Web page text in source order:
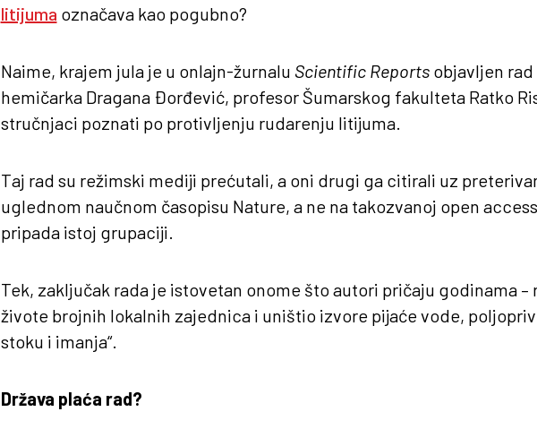
litijuma označava kao pogubno?
Naime, krajem jula je u onlajn-žurnalu Scientific Reportsobjavljen rad
hemičarka Dragana Đorđević, profesor Šumarskog fakulteta Ratko
stručnjaci poznati po protivljenju rudarenju litijuma.
Taj rad su režimski mediji prećutali, a oni drugi ga citirali uz
uglednom naučnom časopisu Nature, a ne na takozvanoj open
pripada istoj grupaciji.
Tek, zaključak rada je istovetan onome što autori pričaju godinama –
živote brojnih lokalnih zajednica i uništio izvore pijaće vode,
stoku i imanja“.
Država plaća rad?